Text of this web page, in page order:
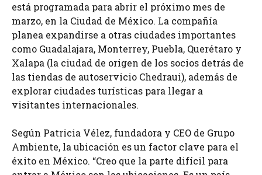
está programada para abrir el próximo mes de
marzo, en la Ciudad de México. La compañía
planea expandirse a otras ciudades importantes
como Guadalajara, Monterrey, Puebla, Querétaro y
Xalapa (la ciudad de origen de los socios detrás de
las tiendas de autoservicio Chedraui), además de
explorar ciudades turísticas para llegar a
visitantes internacionales.
Según Patricia Vélez, fundadora y CEO de Grupo
Ambiente, la ubicación es un factor clave para el
éxito en México. “Creo que la parte difícil para